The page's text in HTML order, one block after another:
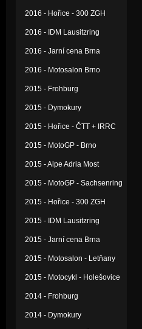
2016 - Hořice - 300 ZGH
2016 - IDM Lausitzring
2016 - Jarní cena Brna
2016 - Motosalon Brno
2015 - Frohburg
2015 - Dymokury
2015 - Hořice - ČTT + IRRC
2015 - MotoGP - Brno
2015 - Alpe Adria Most
2015 - MotoGP - Sachsenring
2015 - Hořice - 300 ZGH
2015 - IDM Lausitzring
2015 - Jarní cena Brna
2015 - Motosalon - Letňany
2015 - Motocykl - Holešovice
2014 - Frohburg
2014 - Dymokury